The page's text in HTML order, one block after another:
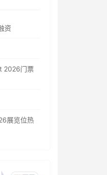
资
2026门票
展览位热